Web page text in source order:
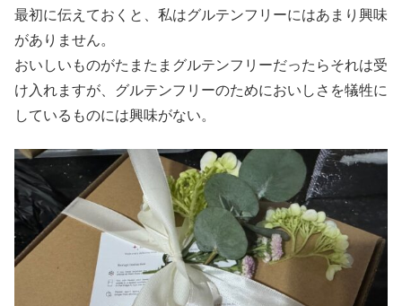
最初に伝えておくと、私はグルテンフリーにはあまり興味
がありません。
おいしいものがたまたまグルテンフリーだったらそれは受
け入れますが、グルテンフリーのためにおいしさを犠牲に
しているものには興味がない。